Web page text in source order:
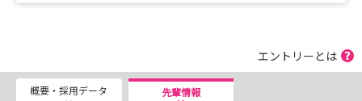
一般病棟 回復期リハビリテーション病棟 地域包括ケア病
棟 療養病棟
エントリーとは
概要・採用データ 先輩情報